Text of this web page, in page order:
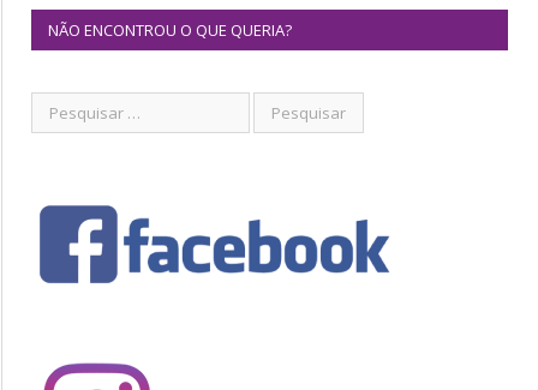
NÃO ENCONTROU O QUE QUERIA?